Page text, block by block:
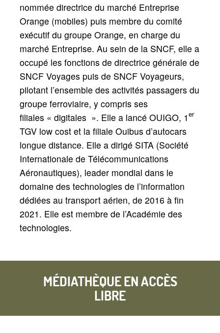
nommée directrice du marché Entreprise
Orange (mobiles) puis membre du comité
exécutif du groupe Orange, en charge du
marché Entreprise. Au sein de la SNCF, elle a
occupé les fonctions de directrice générale de
SNCF Voyages puis de SNCF Voyageurs,
pilotant l’ensemble des activités passagers du
groupe ferroviaire, y compris ses
filiales « digitales ». Elle a lancé OUIGO, 1er
TGV low cost et la filiale Ouibus d’autocars
longue distance. Elle a dirigé SITA (Société
Internationale de Télécommunications
Aéronautiques), leader mondial dans le
domaine des technologies de l’information
dédiées au transport aérien, de 2016 à fin
2021. Elle est membre de l’Académie des
technologies.
MÉDIATHÈQUE EN ACCÈS
LIBRE